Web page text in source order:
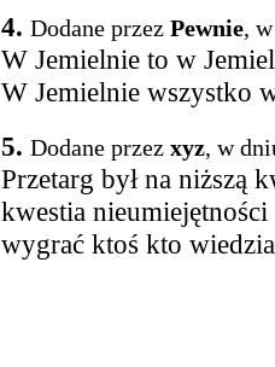
4. Dodane przez Pewnie,
W Jemielnie to w
W Jemielnie wszystko
5. Dodane przez xyz, w
Przetarg był na niższą
kwestia
wygrać ktoś kto